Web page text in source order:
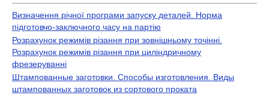
Визначення річної програми запуску деталей. Норма
підготовчо-заключного часу на партію
Розрахунок режимів різання при зовнішньому точінні.
Розрахунок режимів різання при циліндричному
фрезеруванні
Штампованные заготовки. Способы изготовления. Виды
штампованных заготовок из сортового проката